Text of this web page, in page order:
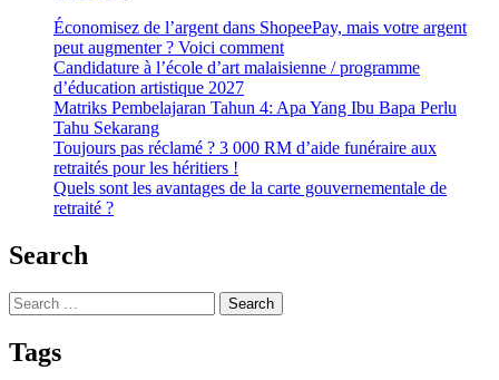
Économisez de l’argent dans ShopeePay, mais votre argent
peut augmenter ? Voici comment
Candidature à l’école d’art malaisienne / programme
d’éducation artistique 2027
Matriks Pembelajaran Tahun 4: Apa Yang Ibu Bapa Perlu
Tahu Sekarang
Toujours pas réclamé ? 3 000 RM d’aide funéraire aux
retraités pour les héritiers !
Quels sont les avantages de la carte gouvernementale de
retraité ?
Search
Search
for:
Tags